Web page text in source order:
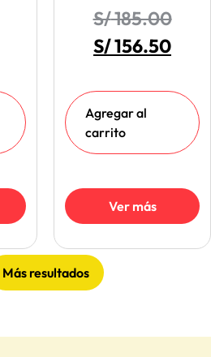
S/185.00
S/156.50
Agregar al
carrito
Ver más
Más resultados